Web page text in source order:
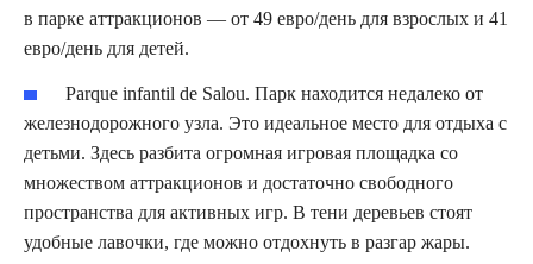
в парке аттракционов — от 49 евро/день для взрослых и 41
евро/день для детей.
Parque infantil de Salou. Парк находится недалеко от
железнодорожного узла. Это идеальное место для отдыха с
детьми. Здесь разбита огромная игровая площадка со
множеством аттракционов и достаточно свободного
пространства для активных игр. В тени деревьев стоят
удобные лавочки, где можно отдохнуть в разгар жары.